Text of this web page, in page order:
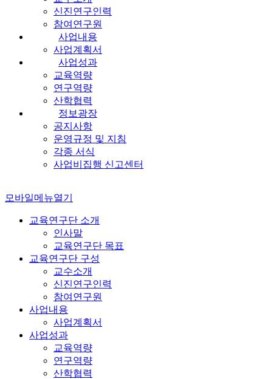
신진연구인력
참여연구원
사업내용
사업계획서
사업성과
교육역량
연구역량
산학협력
정보광장
공지사항
운영규정 및 지침
각종 서식
사업비집행 신고센터
모바일메뉴열기
교육연구단 소개
인사말
교육연구단 목표
교육연구단 구성
교수소개
신진연구인력
참여연구원
사업내용
사업계획서
사업성과
교육역량
연구역량
산학협력